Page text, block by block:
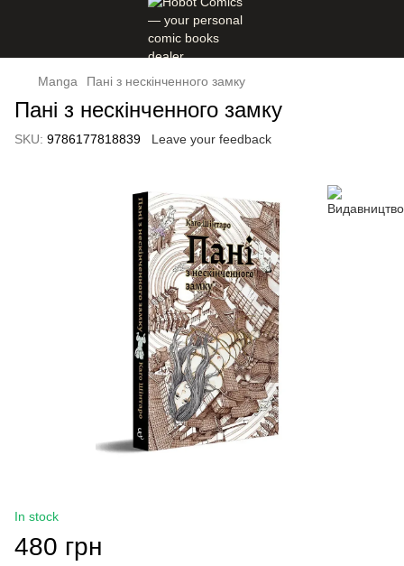
Manga Пані з нескінченного замку
Пані з нескінченного замку
SKU: 9786177818839 Leave your feedback
In stock
480 грн